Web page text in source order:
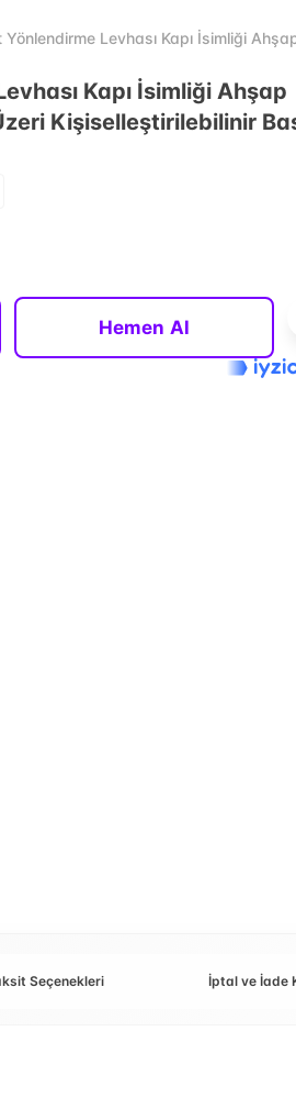
Levhası Kapı İsimliği
Kapı İsimliği Ahşap
Kişiselleştirilebilinir
Hemen Al
Seçenekleri İptal ve İade